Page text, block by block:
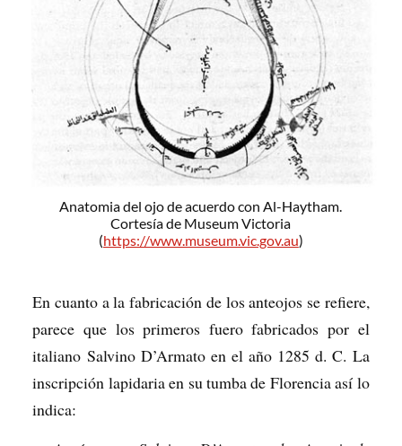
Anatomia del ojo de acuerdo con Al-Haytham.
Cortesía de Museum Victoria
(https://www.museum.vic.gov.au)
En cuanto a la fabricación de los anteojos se refiere,
parece que los primeros fuero fabricados por el
italiano Salvino D’Armato en el año 1285 d. C. La
inscripción lapidaria en su tumba de Florencia así lo
indica: